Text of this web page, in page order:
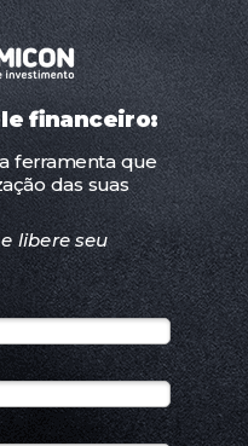
financeiro:
a ferramenta que
das suas
libere seu